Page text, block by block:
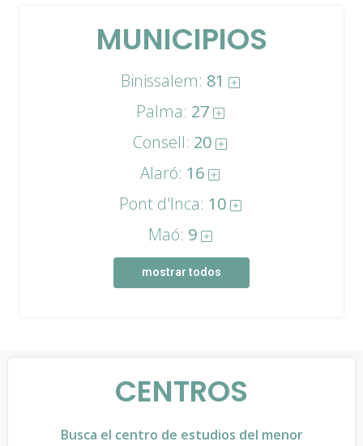
MUNICIPIOS
Binissalem: 81
Palma: 27
Consell: 20
Alaró: 16
Pont d'Inca: 10
Maó: 9
mostrar todos
CENTROS
Busca el centro de estudios del menor